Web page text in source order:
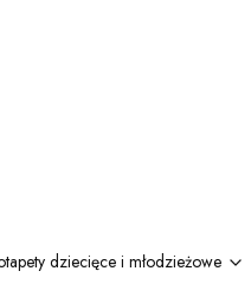
dziecięce i młodzieżowe